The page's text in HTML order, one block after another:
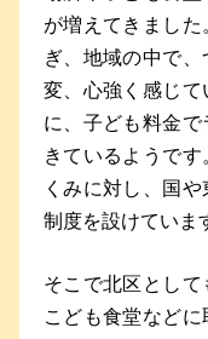
が増えてきまし
ぎ、地域の中で
変、心強く感じ
に、子ども料金
きているようで
くみに対し、国
制度を設けていま
そこで北区として
こども食堂など